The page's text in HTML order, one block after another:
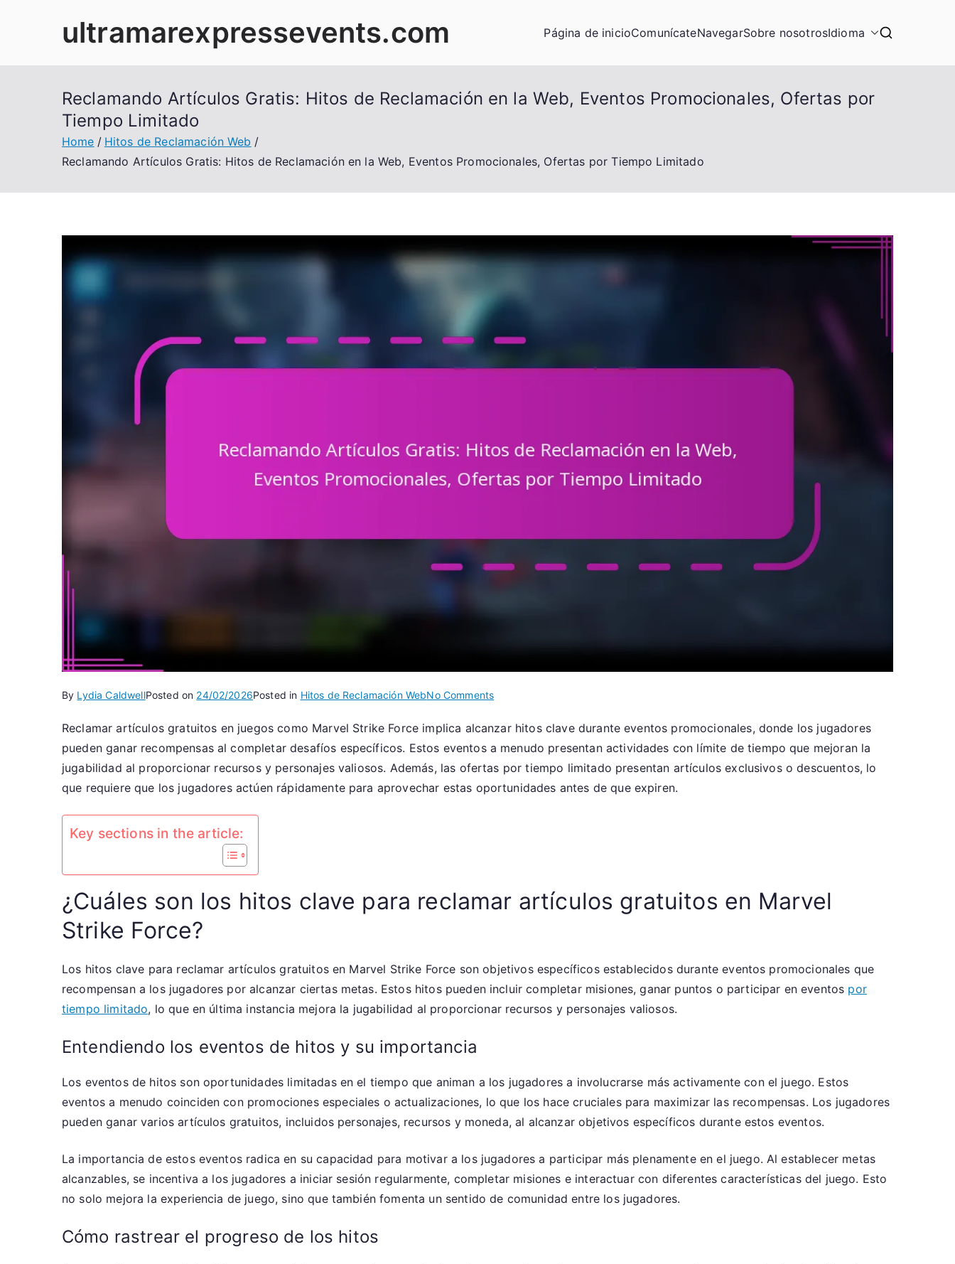
ultramarexpressevents.com Página de inicioComunícateNavegarSobre nosotrosIdioma
Reclamando Artículos Gratis: Hitos de Reclamación en la Web, Eventos Promocionales, Ofertas por
Tiempo Limitado
Home
Hitos de Reclamación Web
Reclamando Artículos Gratis: Hitos de Reclamación en la Web, Eventos Promocionales, Ofertas por Tiempo Limitado
By Lydia CaldwellPosted on 24/02/2026Posted in Hitos de Reclamación WebNo Commentson
Artículos
Gratis:
Hitos
de
Promocionales,
Ofertas
Reclamar artículos gratuitos en juegos como Marvel Strike Force implica alcanzar hitos clave durante eventos promocionales, donde los jugadores
pueden ganar recompensas al completar desafíos específicos. Estos eventos a menudo presentan actividades con límite de tiempo que mejoran la
jugabilidad al proporcionar recursos y personajes valiosos. Además, las ofertas por tiempo limitado presentan artículos exclusivos o descuentos, lo
que requiere que los jugadores actúen rápidamente para aprovechar estas oportunidades antes de que expiren.
Key sections in the article:
¿Cuáles son los hitos clave para reclamar artículos gratuitos en Marvel
Strike Force?
Los hitos clave para reclamar artículos gratuitos en Marvel Strike Force son objetivos específicos establecidos durante eventos promocionales que
recompensan a los jugadores por alcanzar ciertas metas. Estos hitos pueden incluir completar misiones, ganar puntos o participar en eventos por
tiempo limitado, lo que en última instancia mejora la jugabilidad al proporcionar recursos y personajes valiosos.
Entendiendo los eventos de hitos y su importancia
Los eventos de hitos son oportunidades limitadas en el tiempo que animan a los jugadores a involucrarse más activamente con el juego. Estos
eventos a menudo coinciden con promociones especiales o actualizaciones, lo que los hace cruciales para maximizar las recompensas. Los jugadores
pueden ganar varios artículos gratuitos, incluidos personajes, recursos y moneda, al alcanzar objetivos específicos durante estos eventos.
La importancia de estos eventos radica en su capacidad para motivar a los jugadores a participar más plenamente en el juego. Al establecer metas
alcanzables, se incentiva a los jugadores a iniciar sesión regularmente, completar misiones e interactuar con diferentes características del juego. Esto
no solo mejora la experiencia de juego, sino que también fomenta un sentido de comunidad entre los jugadores.
Cómo rastrear el progreso de los hitos